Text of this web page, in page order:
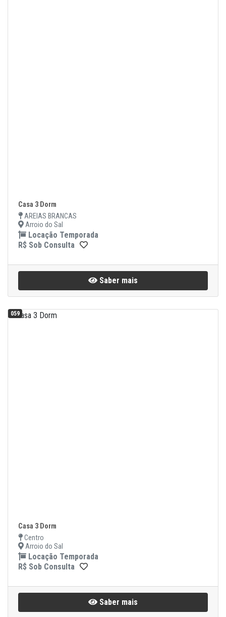
Casa 3 Dorm
AREIAS BRANCAS
Arroio do Sal
Locação Temporada
R$ Sob Consulta
Saber mais
059
Casa 3 Dorm
Centro
Arroio do Sal
Locação Temporada
R$ Sob Consulta
Saber mais